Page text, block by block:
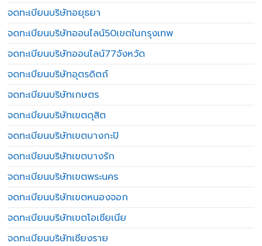
จดทะเบียนบริษัทอยุธยา
จดทะเบียนบริษัทออนไลน์50เขตในกรุงเทพ
จดทะเบียนบริษัทออนไลน์77จังหวัด
จดทะเบียนบริษัทอุตรดิตถ์
จดทะเบียนบริษัทเกษตร
จดทะเบียนบริษัทเขตดุสิต
จดทะเบียนบริษัทเขตบางกะปิ
จดทะเบียนบริษัทเขตบางรัก
จดทะเบียนบริษัทเขตพระนคร
จดทะเบียนบริษัทเขตหนองจอก
จดทะเบียนบริษัทเขตโอเชียเนีย
จดทะเบียนบริษัทเชียงราย